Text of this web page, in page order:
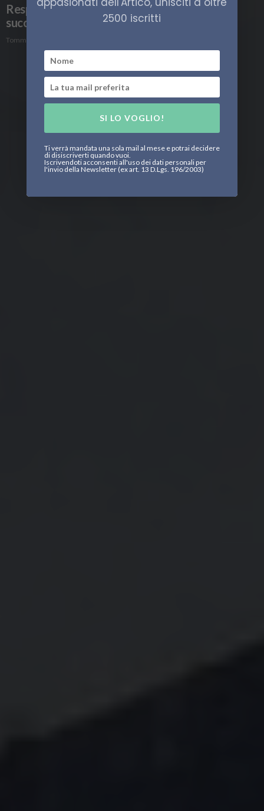
Responsabilità sociale d’impresa nell’Artico:
successi e controversie
Tommaso Bontempi
2500 iscritti
SI LO VOGLIO!
Ti verrà mandata una sola mail al mese e potrai decidere
di disiscriverti quando vuoi.
Iscrivendoti acconsenti all'uso dei dati personali per
l'invio della Newsletter (ex art. 13 D.Lgs. 196/2003)